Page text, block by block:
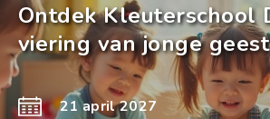
Ontdek Kleuterschool
viering van jonge
21 april 2027